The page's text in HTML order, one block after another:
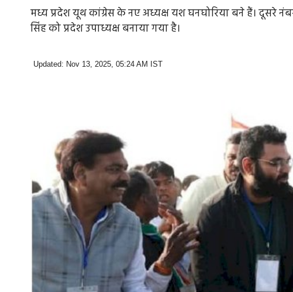
मध्य प्रदेश यूथ कांग्रेस के नए अध्यक्ष यश घनघोरिया बने हैं। दूसरे
सिंह को प्रदेश उपाध्यक्ष बनाया गया है।
Updated: Nov 13, 2025, 05:24 AM IST